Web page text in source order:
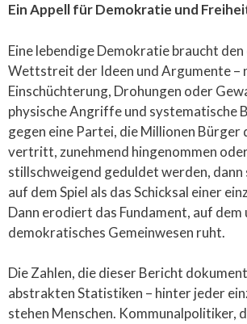
Ein Appell für Demokratie und
Eine lebendige Demokratie braucht
Wettstreit der Ideen und Argumente –
Einschüchterung, Drohungen oder
physische Angriffe und systematische
gegen eine Partei, die Millionen Bürger
vertritt, zunehmend hingenommen
stillschweigend geduldet werden,
auf dem Spiel als das Schicksal einer
Dann erodiert das Fundament, auf
demokratisches Gemeinwesen ruht.
Die Zahlen, die dieser Bericht
abstrakten Statistiken – hinter jeder
stehen Menschen. Kommunalpolitiker,